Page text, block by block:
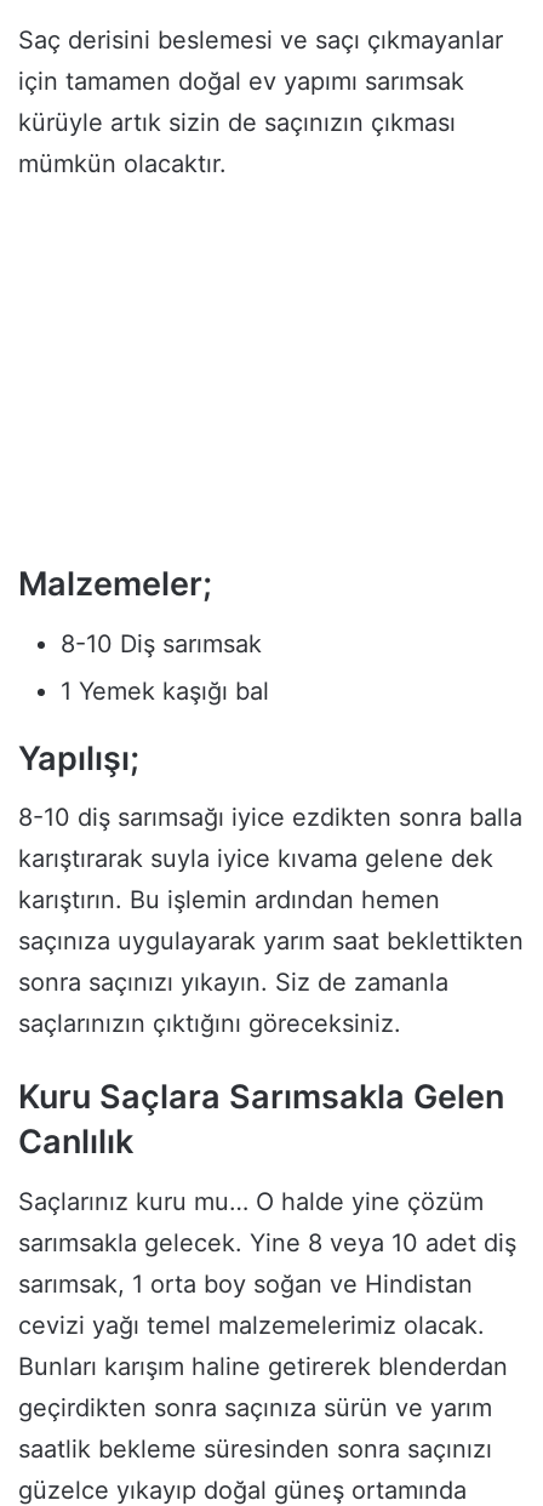
Saç derisini beslemesi ve saçı çıkmayanlar
için tamamen doğal ev yapımı sarımsak
kürüyle artık sizin de saçınızın çıkması
mümkün olacaktır.
Malzemeler;
8-10 Diş sarımsak
1 Yemek kaşığı bal
Yapılışı;
8-10 diş sarımsağı iyice ezdikten sonra balla
karıştırarak suyla iyice kıvama gelene dek
karıştırın. Bu işlemin ardından hemen
saçınıza uygulayarak yarım saat beklettikten
sonra saçınızı yıkayın. Siz de zamanla
saçlarınızın çıktığını göreceksiniz.
Kuru Saçlara Sarımsakla Gelen
Canlılık
Saçlarınız kuru mu… O halde yine çözüm
sarımsakla gelecek. Yine 8 veya 10 adet diş
sarımsak, 1 orta boy soğan ve Hindistan
cevizi yağı temel malzemelerimiz olacak.
Bunları karışım haline getirerek blenderdan
geçirdikten sonra saçınıza sürün ve yarım
saatlik bekleme süresinden sonra saçınızı
güzelce yıkayıp doğal güneş ortamında